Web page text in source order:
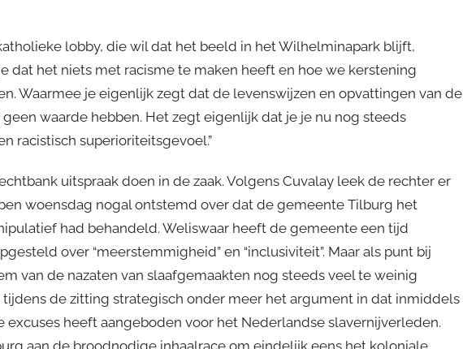
lobby, die wil dat het beeld in het Wilhelminapark blijft,
dat het niets met racisme te maken heeft en hoe we kerstening
Waarmee je eigenlijk zegt dat de levenswijzen en opvattingen van de
waarde hebben. Het zegt eigenlijk dat je je nu nog steeds
racistisch superioriteitsgevoel.”
uitspraak doen in de zaak. Volgens Cuvalay leek de rechter er
woensdag nogal ontstemd over dat de gemeente Tilburg het
had behandeld. Weliswaar heeft de gemeente een tijd
over “meerstemmigheid” en “inclusiviteit”. Maar als punt bij
van de nazaten van slaafgemaakten nog steeds veel te weinig
de zitting strategisch onder meer het argument in dat inmiddels
heeft aangeboden voor het Nederlandse slavernijverleden.